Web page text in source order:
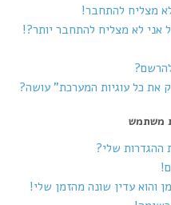
מצליח להתחבר!
לא מצליח להתחבר יותר?!
את כל עוגיות המערכת” עושה?
משתמש
ההגדרות שלי?
והוא עדין שונה מהזמן שלי!